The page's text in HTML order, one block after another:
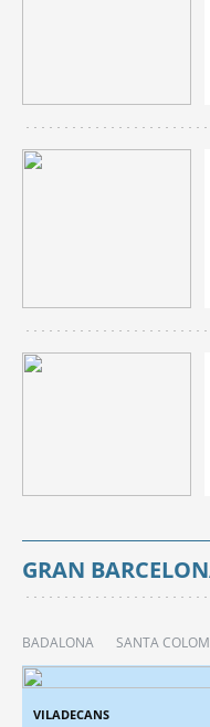
GRAN
BADALONA SANTA
VILADECANS